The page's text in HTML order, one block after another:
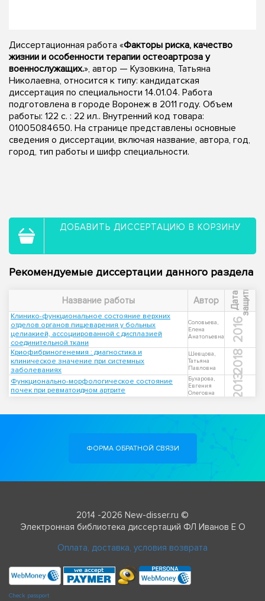
Диссертационная работа «Факторы риска, качество
жизнии и особенности терапии остеоартроза у
военнослужащих.», автор — Кузовкина, Татьяна
Николаевна, относится к типу: кандидатская
диссертация по специальности 14.01.04. Работа
подготовлена в городе Воронеж в 2011 году. Объем
работы: 122 с. : 22 ил.. Внутренний код товара:
01005084650. На странице представлены основные
сведения о диссертации, включая название, автора, год,
город, тип работы и шифр специальности.
ДОБАВИТЬ ДИССЕРТАЦИЮ В КОРЗИНУ
Рекомендуемые диссертации данного раздела
Название работы Автор Д
а
т
а
з
а
щ
и
т ы
Клинико-функциональное состояние верхних
отделов органов пищеварения у больных
целиакией, ассоциированной с дисплазией
соединительной ткани
Соловьева,
Елена
Анатольевна
2016
Криофибриногенемия : диагностика и
клиническое значение при системных
заболеваниях
Шевцова,
Татьяна
Павловна
2018
Функционально-морфологическое состояние
почек при ревматоидном артрите
Бухарова,
Евгения
Олеговна
2013
ФОРМА ОБРАТНОЙ СВЯЗИ
2014 -2026 New-disser.ru ©
Электронная библиотека диссертаций ФЛ Иванов Е О
Оплата, доставка, условия возврата
Check passport